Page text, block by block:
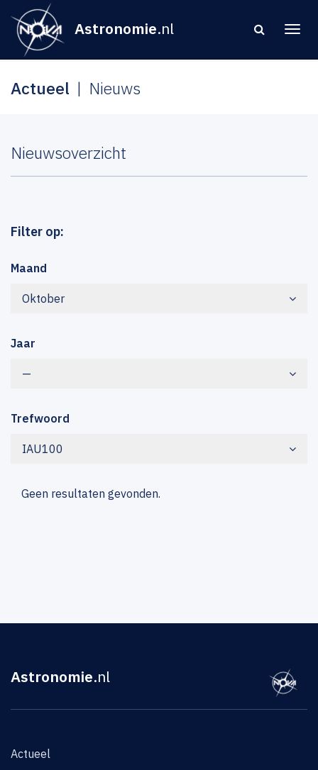
Astronomie.nl
Actueel Nieuws
Nieuwsoverzicht
Filter op:
Maand
Oktober
Jaar
—
Trefwoord
IAU100
Geen resultaten gevonden.
Astronomie.nl
Actueel